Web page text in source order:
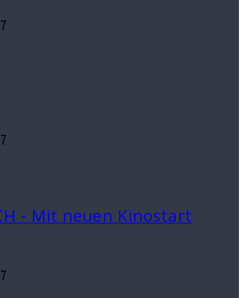
- Mit neuen Kinostart